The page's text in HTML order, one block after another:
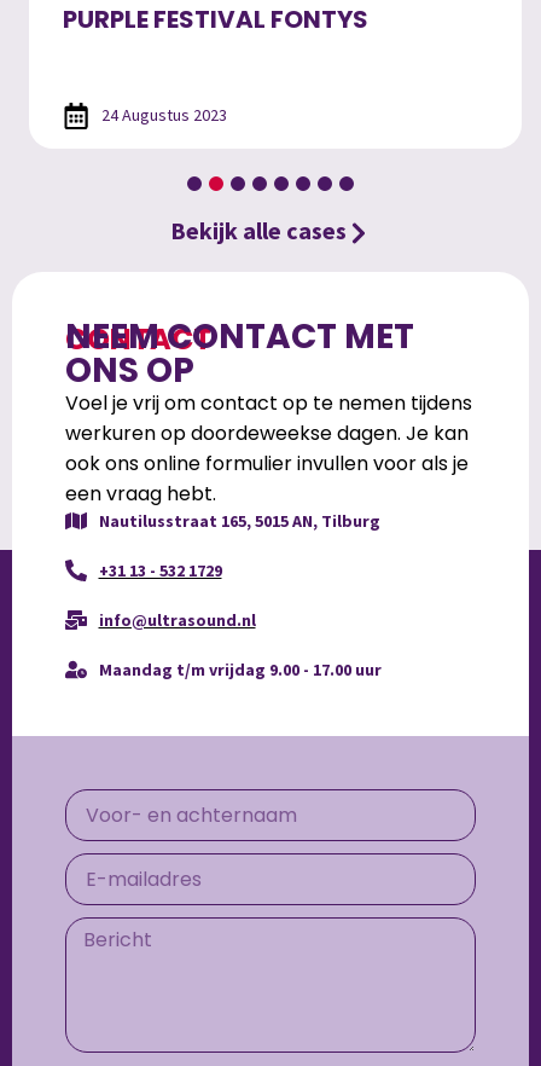
PURPLE FESTIVAL FONTYS
24 Augustus 2023
Bekijk alle cases
CONTACT
NEEM CONTACT MET
ONS OP
Voel je vrij om contact op te nemen tijdens
werkuren op doordeweekse dagen. Je kan
ook ons online formulier invullen voor als je
een vraag hebt.
Nautilusstraat 165, 5015 AN, Tilburg
+31 13 - 532 1729
info@ultrasound.nl
Maandag t/m vrijdag 9.00 - 17.00 uur